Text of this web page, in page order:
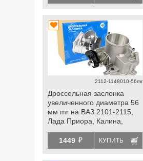
2112-1148010-56mr
Дроссельная заслонка
увеличенного диаметра 56
мм mr на ВАЗ 2101-2115,
Лада Приора, Калина,
1449 й КУПИТЬ